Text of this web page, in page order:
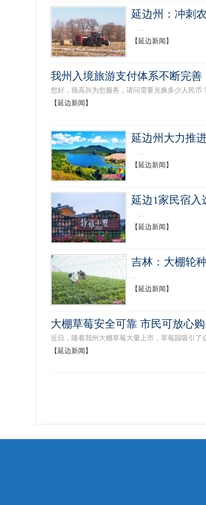
延边州：冲刺
...
【延边新闻】
我州入境旅游支付体系不断完善
您好，很高兴为您服务，请问需要兑换多少人民
【延边新闻】
延边州大力推
...
【延边新闻】
延边1家民宿入
...
【延边新闻】
吉林：大棚轮
...
【延边新闻】
大棚草莓安全可靠 市民可放心
近日，随着我州大棚草莓大量上市，草莓园吸引
【延边新闻】